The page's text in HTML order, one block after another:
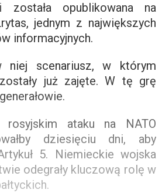
została opublikowana na
jednym z największych
informacyjnych.
niej scenariusz, w którym
już zajęte. W tę grę
rosyjskim ataku na NATO
dziesięciu dni, aby
5. Niemieckie wojska
odegrały kluczową rolę w